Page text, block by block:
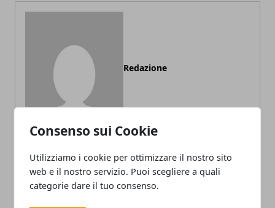
Consenso sui Cookie
Utilizziamo i cookie per ottimizzare il nostro sito
web e il nostro servizio. Puoi scegliere a quali
categorie dare il tuo consenso.
Redazione
ARTICOLI CORRELATI